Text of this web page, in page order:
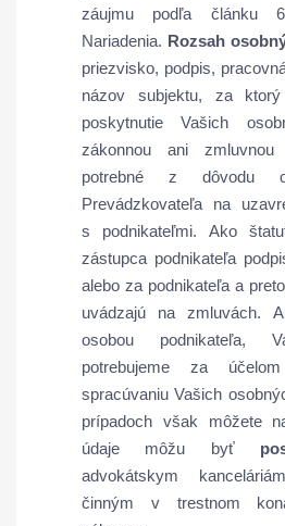
záujmu podľa
Nariadenia. Rozsah
priezvisko, podpis,
názov subjektu, za
poskytnutie Vašich
zákonnou ani
potrebné z dôvodu
Prevádzkovateľa na
s podnikateľmi. Ako
zástupca podnikateľa
alebo za podnikateľa a
uvádzajú na zmluvách.
osobou podnikateľa,
potrebujeme za
spracúvaniu Vašich
prípadoch však môžete
údaje môžu byť
advokátskym
činným v trestnom